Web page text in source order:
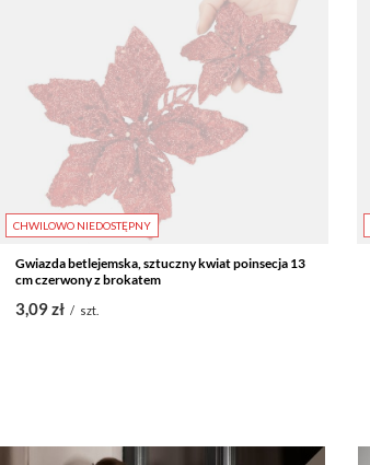
CHWILOWO NIEDOSTĘPNY
Gwiazda betlejemska, sztuczny kwiat poinsecja 13
cm czerwony z brokatem
3,09 zł / szt.